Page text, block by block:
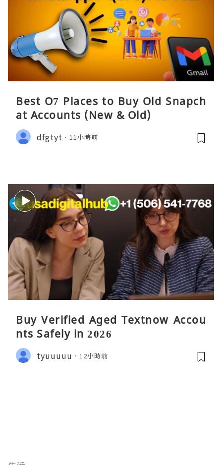
Best O7 Places to Buy Old Snapch
at Accounts (New & Old)
dfgtyt 11小時前
Buy Verified Aged Textnow Accou
nts Safely in 2026
tyuuuuu 12小時前